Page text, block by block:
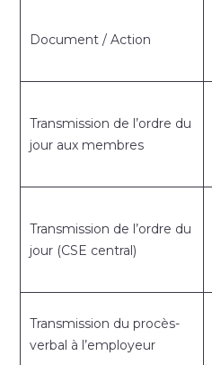
Document / Action
Transmission de l’ordre du
jour aux membres
Transmission de l’ordre du
jour (CSE central)
Transmission du procès-
verbal à l’employeur